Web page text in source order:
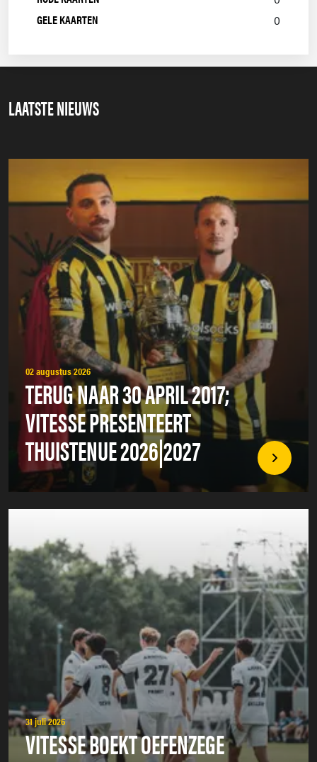
GELE KAARTEN
0
LAATSTE NIEUWS
02 augustus 2026
TERUG NAAR 30 APRIL 2017;
VITESSE PRESENTEERT
THUISTENUE 2026|2027
31 juli 2026
VITESSE BOEKT OEFENZEGE